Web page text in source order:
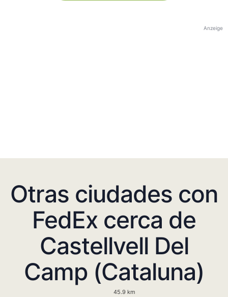
Anzeige
Otras ciudades con
FedEx cerca de
Castellvell Del
Camp (Cataluna)
45.9 km